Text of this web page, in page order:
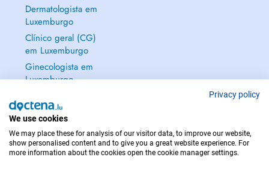
Dermatologista em
Luxemburgo
Clínico geral (CG)
em Luxemburgo
Ginecologista em
Luxemburgo
EM CASO DE EMERGÊNCIA, CONTACTE : 112
Privacy policy
We use cookies
We may place these for analysis of our visitor data, to improve our website,
show personalised content and to give you a great website experience. For
more information about the cookies open the cookie manager settings.